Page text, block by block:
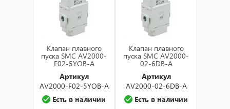
Клапан плавного
пуска SMC AV2000-
F02-5YOB-A
Артикул
AV2000-F02-5YOB-A
Есть в наличии
Клапан плавного
пуска SMC AV2000-
02-6DB-A
Артикул
AV2000-02-6DB-A
Есть в наличии